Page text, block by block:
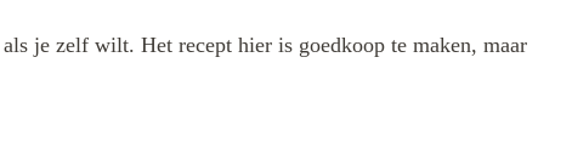
je zelf wilt. Het recept hier is goedkoop te maken, maar